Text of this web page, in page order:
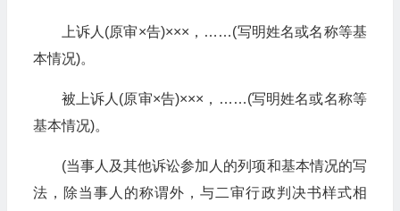
上诉人(原审×告)×××，……(写明姓名或名称等基
本情况)。
被上诉人(原审×告)×××，……(写明姓名或名称等
基本情况)。
(当事人及其他诉讼参加人的列项和基本情况的写
法，除当事人的称谓外，与二审行政判决书样式相